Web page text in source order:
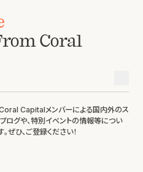
Coral
Coral Capitalメンバーによる国内外のス
ログや、特別イベントの情報等につい
ぜひ、ご登録ください！